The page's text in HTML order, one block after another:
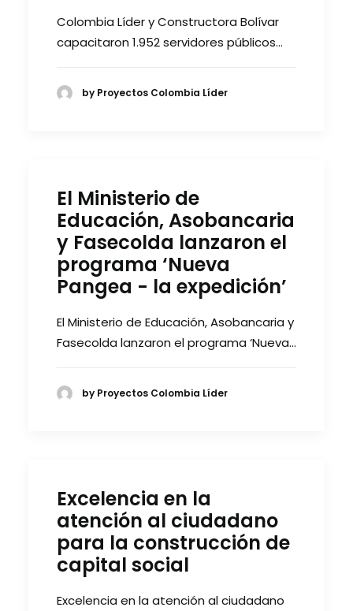
Colombia Líder y Constructora Bolívar
capacitaron 1.952 servidores públicos…
by Proyectos Colombia Líder
El Ministerio de
Educación, Asobancaria
y Fasecolda lanzaron el
programa ‘Nueva
Pangea - la expedición’
El Ministerio de Educación, Asobancaria y
Fasecolda lanzaron el programa ‘Nueva…
by Proyectos Colombia Líder
Excelencia en la
atención al ciudadano
para la construcción de
capital social
Excelencia en la atención al ciudadano